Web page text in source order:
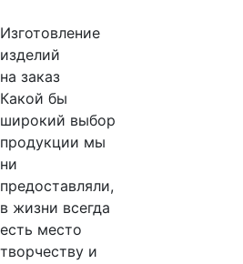
Изготовление
изделий
на заказ
Какой бы
широкий выбор
продукции мы
ни
предоставляли,
в жизни всегда
есть место
творчеству и